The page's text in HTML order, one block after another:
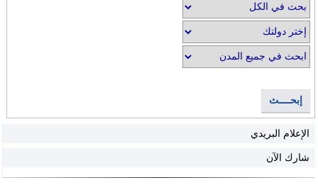
إبحــــث
الإعلام البريدي
شارك الآن